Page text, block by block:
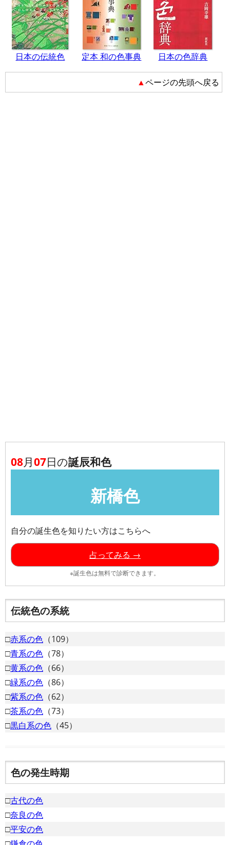
日本の伝統色 定本 和の色事典 日本の色辞典
▲ページの先頭へ戻る
08月07日の誕辰和色
新橋色
自分の誕生色を知りたい方はこちらへ
占ってみる →
※誕生色は無料で診断できます。
伝統色の系統
□赤系の色 （109）
□青系の色 （78）
□黄系の色 （66）
□緑系の色 （86）
□紫系の色 （62）
□茶系の色 （73）
□黒白系の色 （45）
色の発生時期
□古代の色
□奈良の色
□平安の色